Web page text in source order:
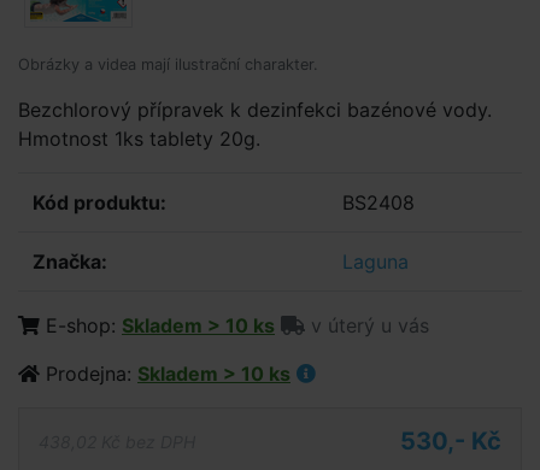
Obrázky a videa mají ilustrační charakter.
Bezchlorový přípravek k dezinfekci bazénové vody.
Hmotnost 1ks tablety 20g.
Kód produktu: BS2408
Značka: Laguna
E-shop: Skladem > 10 ks
v úterý u vás
Prodejna: Skladem > 10 ks
530,- Kč